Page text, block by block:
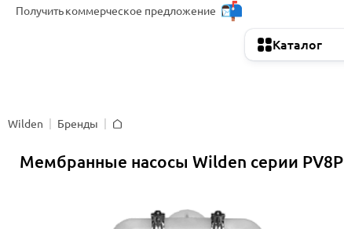
Получитькоммерческое предложение
Каталог
Wilden
Бренды
Мембранные насосы Wilden серии PV8P